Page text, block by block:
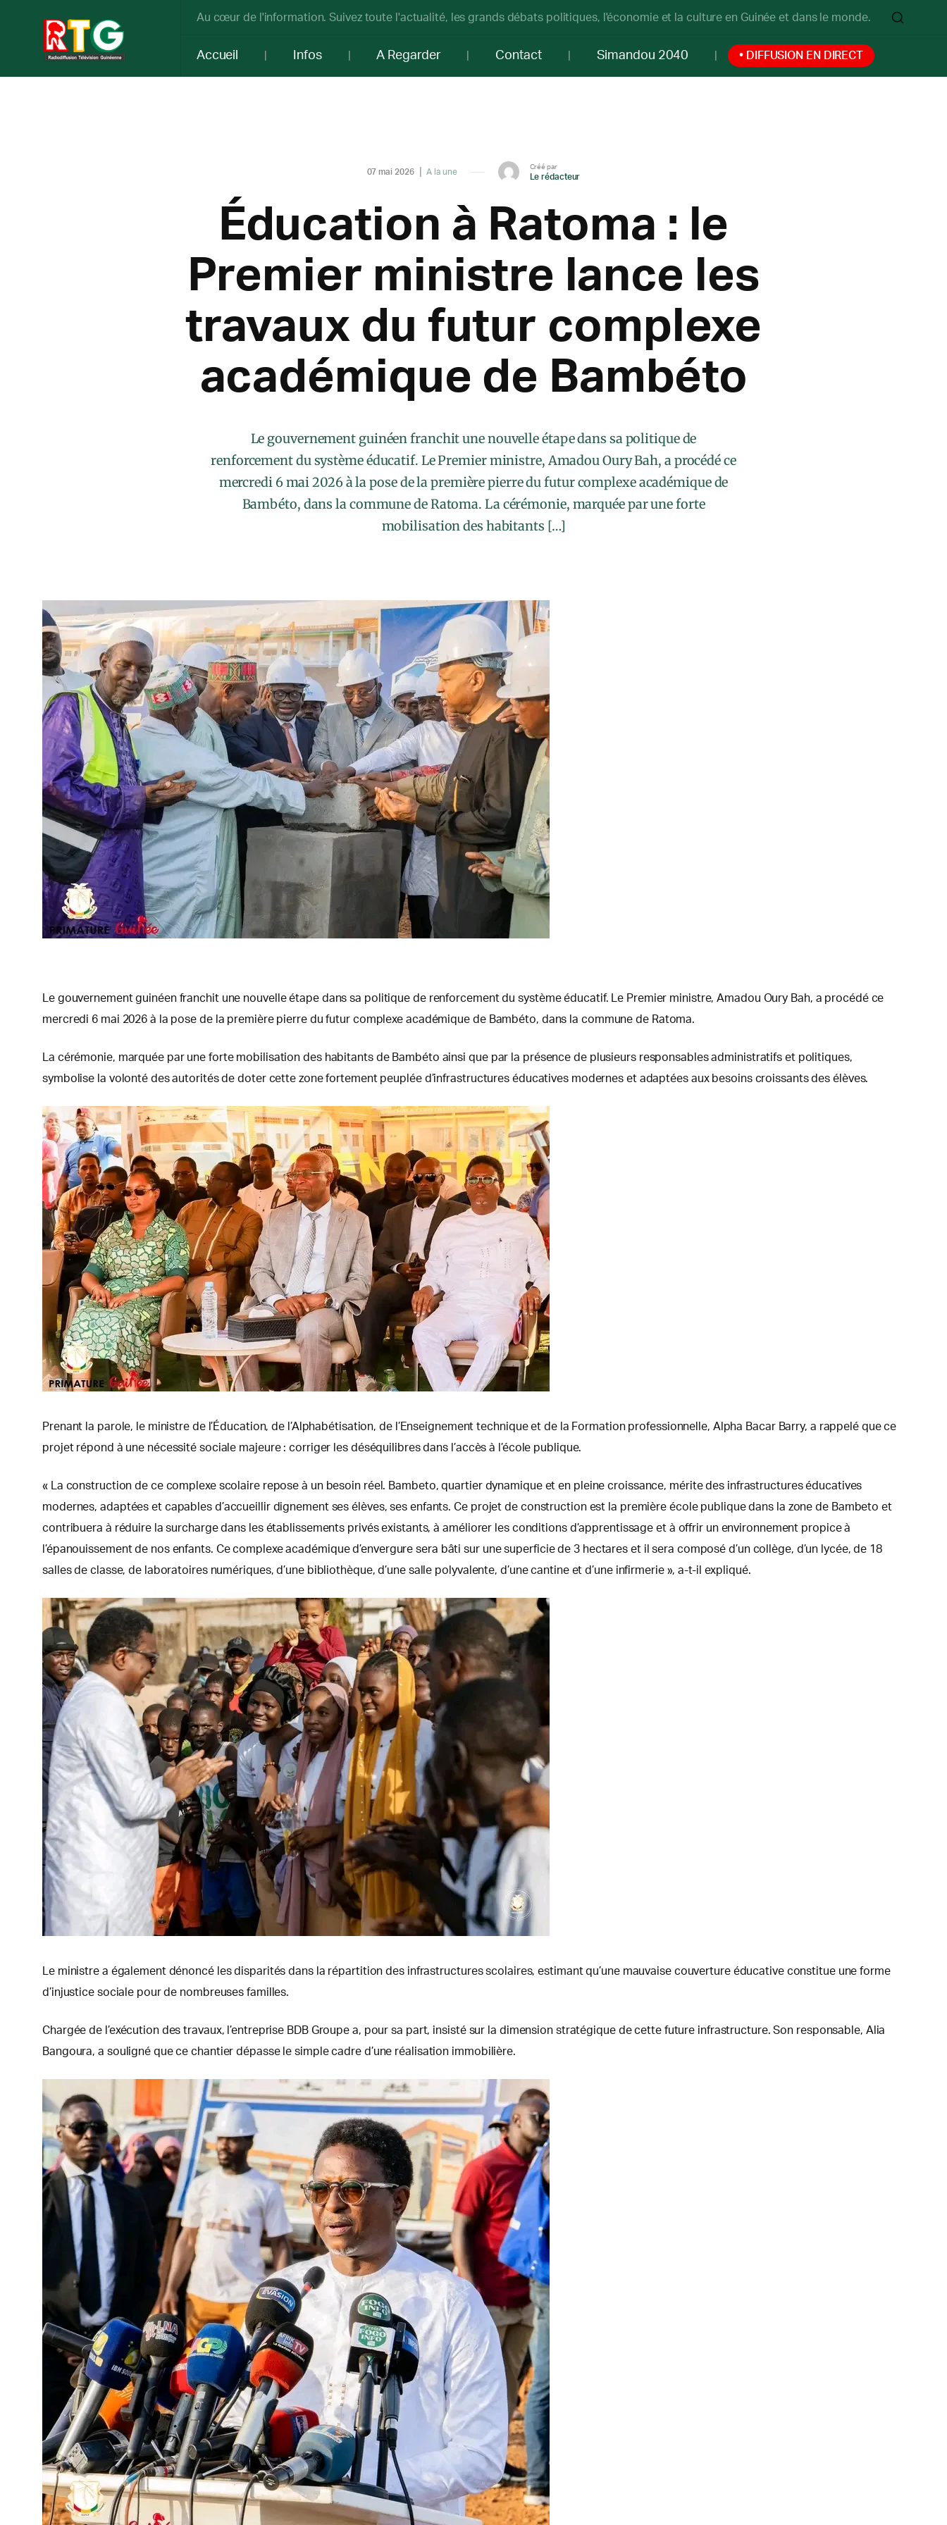
Au cœur de l'information. Suivez toute l'actualité, les grands débats politiques, l'économie et la culture en Guinée et dans le monde.
Accueil Infos A Regarder Contact Simandou 2040 • DIFFUSION EN DIRECT
07 mai 2026 A la une
Créé par
Le rédacteur
Éducation à Ratoma : le
Premier ministre lance les
travaux du futur complexe
académique de Bambéto
Le gouvernement guinéen franchit une nouvelle étape dans sa politique de
renforcement du système éducatif. Le Premier ministre, Amadou Oury Bah, a procédé ce
mercredi 6 mai 2026 à la pose de la première pierre du futur complexe académique de
Bambéto, dans la commune de Ratoma. La cérémonie, marquée par une forte
mobilisation des habitants […]
Le gouvernement guinéen franchit une nouvelle étape dans sa politique de renforcement du système éducatif. Le Premier ministre, Amadou Oury Bah, a procédé ce
mercredi 6 mai 2026 à la pose de la première pierre du futur complexe académique de Bambéto, dans la commune de Ratoma.
La cérémonie, marquée par une forte mobilisation des habitants de Bambéto ainsi que par la présence de plusieurs responsables administratifs et politiques,
symbolise la volonté des autorités de doter cette zone fortement peuplée d’infrastructures éducatives modernes et adaptées aux besoins croissants des élèves.
Prenant la parole, le ministre de l’Éducation, de l’Alphabétisation, de l’Enseignement technique et de la Formation professionnelle, Alpha Bacar Barry, a rappelé que ce
projet répond à une nécessité sociale majeure : corriger les déséquilibres dans l’accès à l’école publique.
« La construction de ce complexe scolaire repose à un besoin réel. Bambeto, quartier dynamique et en pleine croissance, mérite des infrastructures éducatives
modernes, adaptées et capables d’accueillir dignement ses élèves, ses enfants. Ce projet de construction est la première école publique dans la zone de Bambeto et
contribuera à réduire la surcharge dans les établissements privés existants, à améliorer les conditions d’apprentissage et à offrir un environnement propice à
l’épanouissement de nos enfants. Ce complexe académique d’envergure sera bâti sur une superficie de 3 hectares et il sera composé d’un collège, d’un lycée, de 18
salles de classe, de laboratoires numériques, d’une bibliothèque, d’une salle polyvalente, d’une cantine et d’une infirmerie », a-t-il expliqué.
Le ministre a également dénoncé les disparités dans la répartition des infrastructures scolaires, estimant qu’une mauvaise couverture éducative constitue une forme
d’injustice sociale pour de nombreuses familles.
Chargée de l’exécution des travaux, l’entreprise BDB Groupe a, pour sa part, insisté sur la dimension stratégique de cette future infrastructure. Son responsable, Alia
Bangoura, a souligné que ce chantier dépasse le simple cadre d’une réalisation immobilière.